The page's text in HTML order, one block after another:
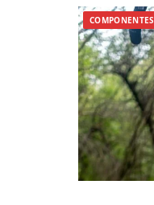
COMPONENTES